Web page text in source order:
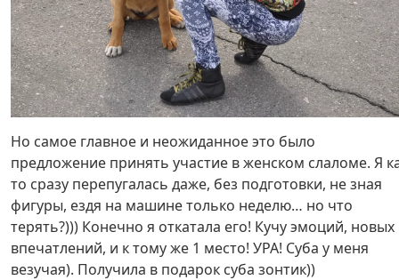
Но самое главное и неожиданное это было
предложение принять участие в женском слаломе. Я
то сразу перепугалась даже, без подготовки, не зная
фигуры, ездя на машине только неделю… но что
терять?))) Конечно я откатала его! Кучу эмоций, новых
впечатлений, и к тому же 1 место! УРА! Суба у меня
везучая). Получила в подарок суба зонтик))